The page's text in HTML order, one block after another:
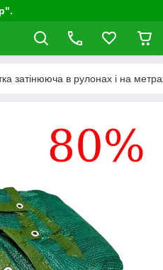
затінююча в рулонах і на